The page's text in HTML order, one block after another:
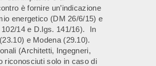
è fornire un’indicazione
energetico (DM 26/6/15) e
14 e D.lgs. 141/16). In
e Modena (29.10).
(Architetti, Ingegneri,
riconosciuti solo in caso di